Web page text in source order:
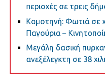
περιοχές σε τρεις
Κομοτηνή: Φωτιά σε
Παγούρια –
Μεγάλη δασική
ανεξέλεγκτη σε 38